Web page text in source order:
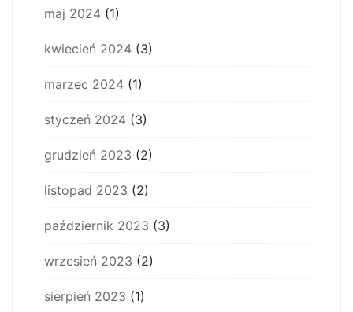
maj 2024 (1)
kwiecień 2024 (3)
marzec 2024 (1)
styczeń 2024 (3)
grudzień 2023 (2)
listopad 2023 (2)
październik 2023 (3)
wrzesień 2023 (2)
sierpień 2023 (1)